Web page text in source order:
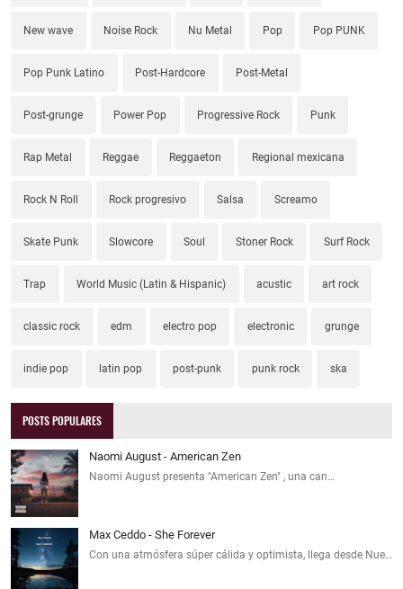
New wave Noise Rock Nu Metal Pop Pop PUNK
Pop Punk Latino Post-Hardcore Post-Metal
Post-grunge Power Pop Progressive Rock Punk
Rap Metal Reggae Reggaeton Regional mexicana
Rock N Roll Rock progresivo Salsa Screamo
Skate Punk Slowcore Soul Stoner Rock Surf Rock
Trap World Music (Latin & Hispanic) acustic art rock
classic rock edm electro pop electronic grunge
indie pop latin pop post-punk punk rock ska
POSTS POPULARES
Naomi August - American Zen
Naomi August presenta "American Zen" , una can…
Max Ceddo - She Forever
Con una atmósfera súper cálida y optimista, llega desde Nue…